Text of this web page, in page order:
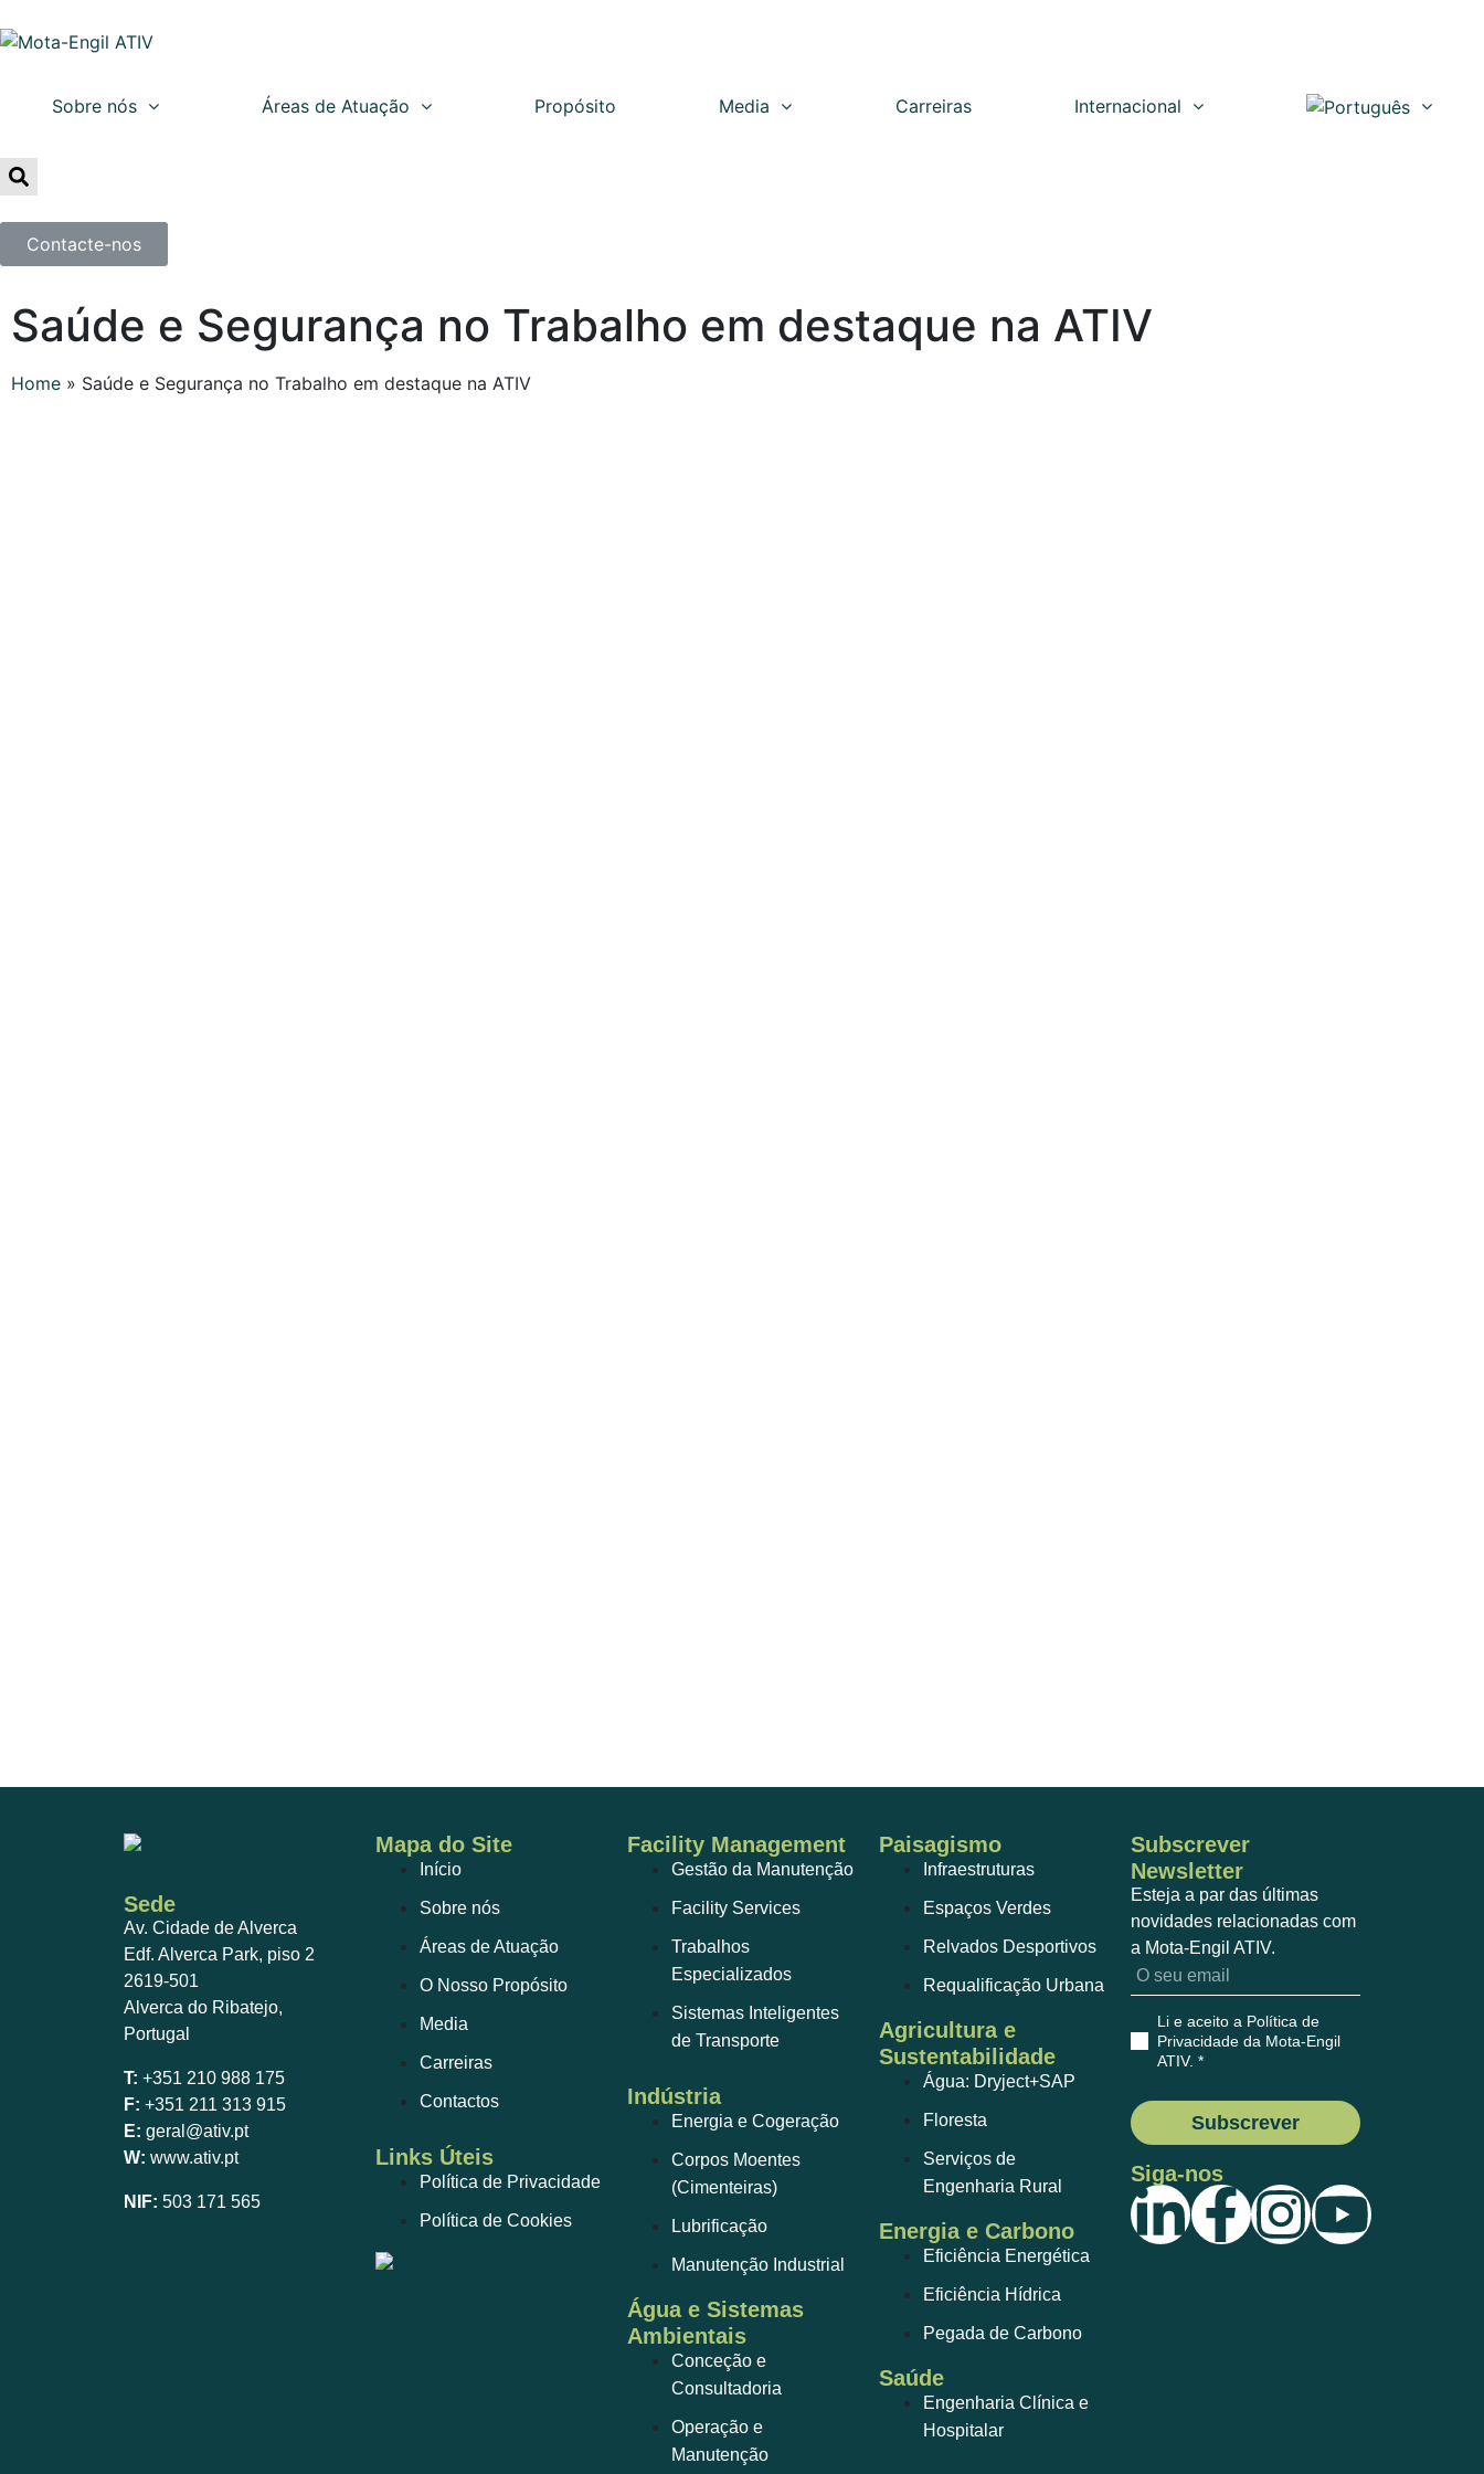
Sobre nós Áreas de Atuação Propósito Media Carreiras Internacional
Contacte-nos
Saúde e Segurança no Trabalho em destaque na ATIV
Home » Saúde e Segurança no Trabalho em destaque na ATIV
Sede
Av. Cidade de Alverca
Edf. Alverca Park, piso 2
2619-501
Alverca do Ribatejo,
Portugal
T: +351 210 988 175
F: +351 211 313 915
E: geral@ativ.pt
W: www.ativ.pt
NIF: 503 171 565
Mapa do Site
Início
Sobre nós
Áreas de Atuação
O Nosso Propósito
Media
Carreiras
Contactos
Links Úteis
Política de Privacidade
Política de Cookies
Facility Management
Gestão da Manutenção
Facility Services
Trabalhos
Especializados
Sistemas Inteligentes
de Transporte
Indústria
Energia e Cogeração
Corpos Moentes
(Cimenteiras)
Lubrificação
Manutenção Industrial
Água e Sistemas
Ambientais
Conceção e
Consultadoria
Operação e
Manutenção
Paisagismo
Infraestruturas
Espaços Verdes
Relvados Desportivos
Requalificação Urbana
Agricultura e
Sustentabilidade
Água: Dryject+SAP
Floresta
Serviços de
Engenharia Rural
Energia e Carbono
Eficiência Energética
Eficiência Hídrica
Pegada de Carbono
Saúde
Engenharia Clínica e
Hospitalar
Subscrever
Newsletter
Esteja a par das últimas
novidades relacionadas com
a Mota-Engil ATIV.
Li e aceito a Política de
Privacidade da Mota-Engil
ATIV. *
Subscrever
Siga-nos